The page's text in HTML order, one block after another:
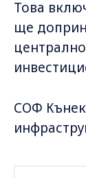
Това
ще
СОФ